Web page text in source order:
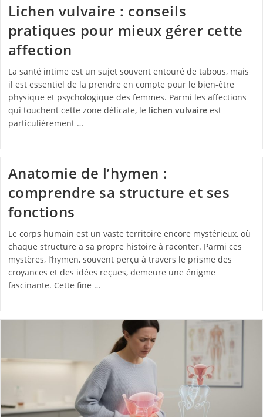
Lichen vulvaire : conseils
pratiques pour mieux gérer cette
affection
La santé intime est un sujet souvent entouré de tabous, mais
il est essentiel de la prendre en compte pour le bien-être
physique et psychologique des femmes. Parmi les affections
qui touchent cette zone délicate, le lichen vulvaireest
particulièrement …
Anatomie de l’hymen :
comprendre sa structure et ses
fonctions
Le corps humain est un vaste territoire encore mystérieux, où
chaque structure a sa propre histoire à raconter. Parmi ces
mystères, l’hymen, souvent perçu à travers le prisme des
croyances et des idées reçues, demeure une énigme
fascinante. Cette fine …